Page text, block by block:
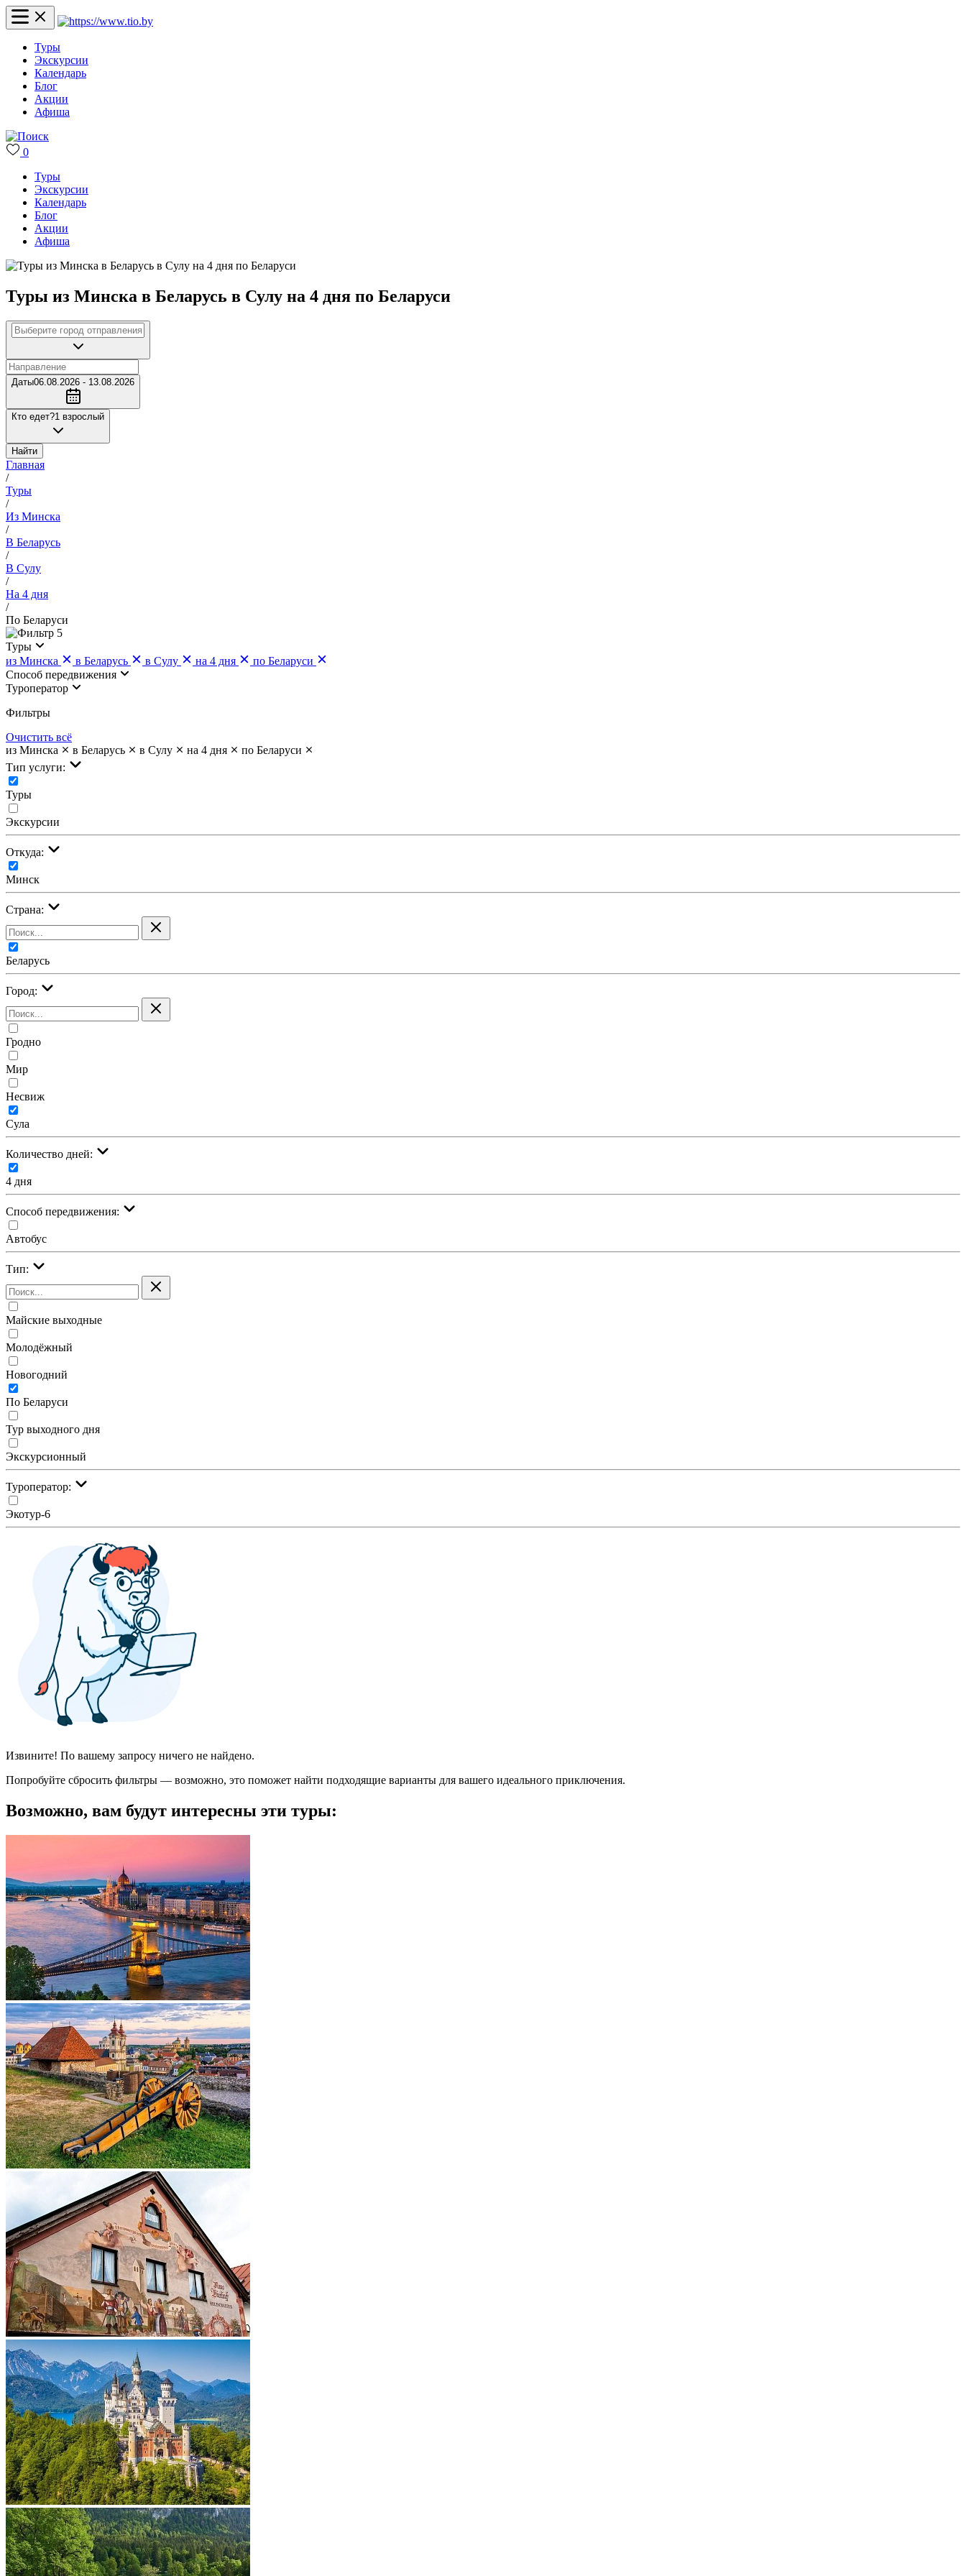
Туры
Экскурсии
Календарь
Блог
Акции
Афиша
0
Туры
Экскурсии
Календарь
Блог
Акции
Афиша
Туры из Минска в Беларусь в Сулу на 4 дня по Беларуси
Даты06.08.2026 - 13.08.2026
Кто едет?1 взрослый
Найти
Главная
/
Туры
/
Из Минска
/
В Беларусь
/
В Сулу
/
На 4 дня
/
По Беларуси
5
Туры
из Минска
в Беларусь в Сулу на 4 дня
по Беларуси
Cпособ передвижения
Туроператор
Фильтры
Очистить всё
из Минска
в Беларусь в Сулу на 4 дня
по Беларуси
Тип услуги:
Туры
Экскурсии
Откуда:
Минск
Страна:
Беларусь
Город:
Гродно
Мир
Несвиж
Сула
Количество дней:
4 дня
Cпособ передвижения:
Автобус
Тип:
Майские выходные
Молодёжный
Новогодний
По Беларуси
Тур выходного дня
Экскурсионный
Туроператор:
Экотур-6
Извините! По вашему запросу ничего не найдено.
Попробуйте сбросить фильтры — возможно, это поможет найти подходящие варианты для вашего идеального приключения.
Возможно, вам будут интересны эти туры: